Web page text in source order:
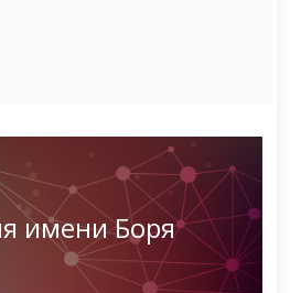
имени Боря